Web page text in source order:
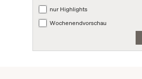
nur Highlights
Wochenendvorschau